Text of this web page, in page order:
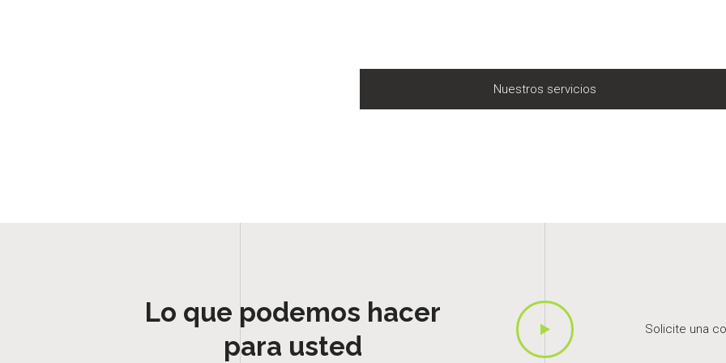
Nuestros servicios
Lo que podemos hacer
para usted
Solicite una